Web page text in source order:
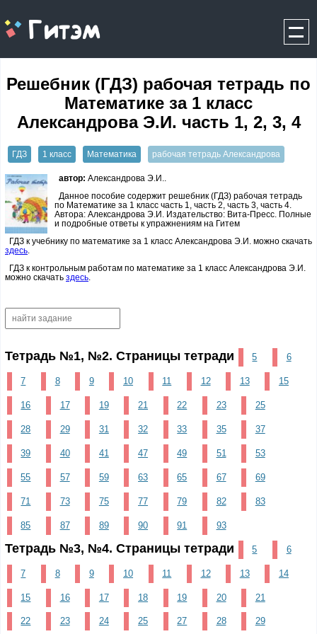
gitem.me
Решебник (ГДЗ) рабочая тетрадь по
Математике за 1 класс
Александрова Э.И. часть 1, 2, 3, 4
ГДЗ 1 класс Математика рабочая тетрадь Александрова
автор: Александрова Э.И..
Данное пособие содержит решебник (ГДЗ) рабочая тетрадь
по Математике за 1 класс часть 1, часть 2, часть 3, часть 4.
Автора: Александрова Э.И. Издательство: Вита-Пресс. Полные
и подробные ответы к упражнениям на Гитем
ГДЗ к учебнику по математике за 1 класс Александрова Э.И. можно скачать
здесь
ГДЗ к контрольным работам по математике за 1 класс Александрова Э.И.
можно скачать здесь
Тетрадь №1, №2. Страницы тетради 5 6
7 8 9 10 11 12 13 15
16 17 19 21 22 23 25
28 29 31 32 33 35 37
39 40 41 47 49 51 53
55 57 59 63 65 67 69
71 73 75 77 79 82 83
85 87 89 90 91 93
Тетрадь №3, №4. Страницы тетради 5 6
7 8 9 10 11 12 13 14
15 16 17 18 19 20 21
22 23 24 25 27 28 29